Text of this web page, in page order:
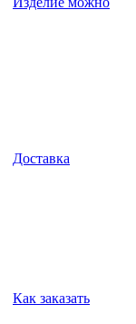
Доставка
Как заказать